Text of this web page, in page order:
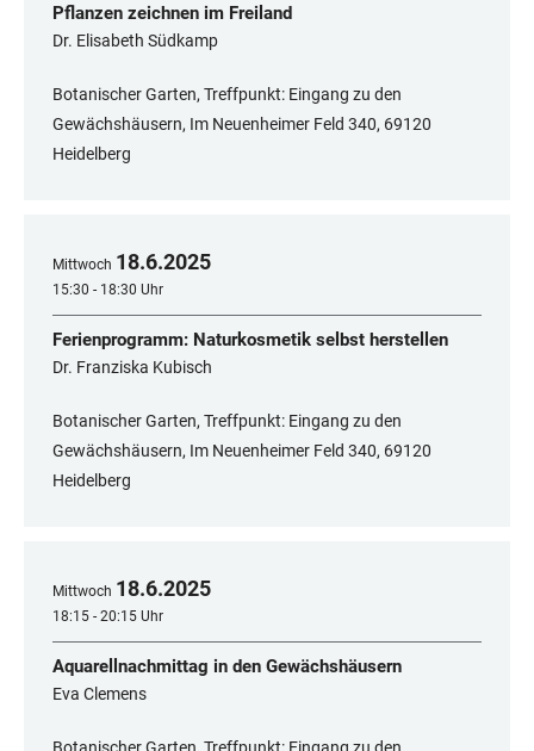
Pflanzen zeichnen im Freiland
Dr. Elisabeth Südkamp
Botanischer Garten, Treffpunkt: Eingang zu den
Gewächshäusern, Im Neuenheimer Feld 340, 69120
Heidelberg
Mittwoch 18.6.2025
15:30 - 18:30 Uhr
Ferienprogramm: Naturkosmetik selbst herstellen
Dr. Franziska Kubisch
Botanischer Garten, Treffpunkt: Eingang zu den
Gewächshäusern, Im Neuenheimer Feld 340, 69120
Heidelberg
Mittwoch 18.6.2025
18:15 - 20:15 Uhr
Aquarellnachmittag in den Gewächshäusern
Eva Clemens